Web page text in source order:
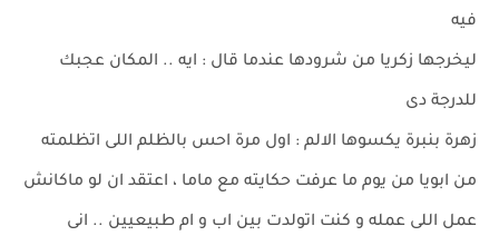
فيه
ليخرجها زكريا من شرودها عندما قال : ايه .. المكان عجبك
للدرجة دى
زهرة بنبرة يكسوها الالم : اول مرة احس بالظلم اللى اتظلمته
من ابويا من يوم ما عرفت حكايته مع ماما ، اعتقد ان لو ماكانش
عمل اللى عمله و كنت اتولدت بين اب و ام طبيعيين .. انى